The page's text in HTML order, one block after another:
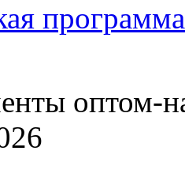
программа
оптом-